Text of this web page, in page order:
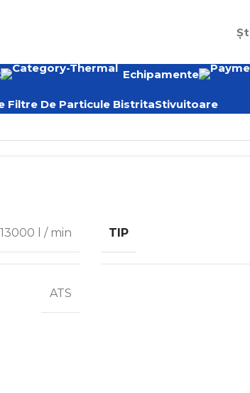
Echipamente
Filtre De Particule BistritaStivuitoare
13000 l / min TIP
ATS